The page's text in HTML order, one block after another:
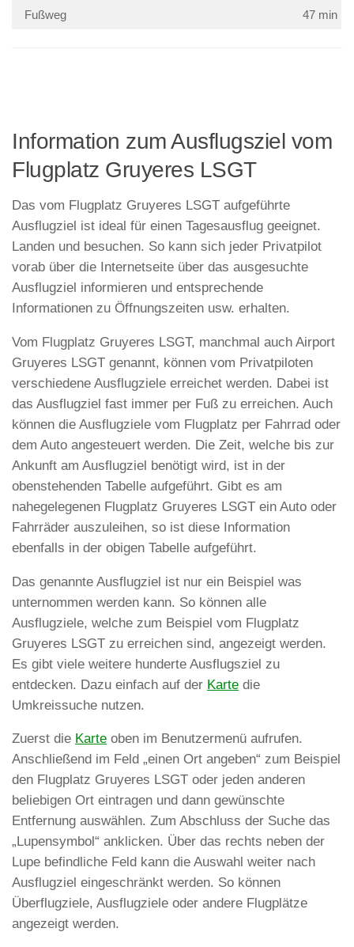
Fußweg 47 min
Information zum Ausflugsziel vom
Flugplatz Gruyeres LSGT
Das vom Flugplatz Gruyeres LSGT aufgeführte
Ausflugziel ist ideal für einen Tagesausflug geeignet.
Landen und besuchen. So kann sich jeder Privatpilot
vorab über die Internetseite über das ausgesuchte
Ausflugziel informieren und entsprechende
Informationen zu Öffnungszeiten usw. erhalten.
Vom Flugplatz Gruyeres LSGT, manchmal auch Airport
Gruyeres LSGT genannt, können vom Privatpiloten
verschiedene Ausflugziele erreichet werden. Dabei ist
das Ausflugziel fast immer per Fuß zu erreichen. Auch
können die Ausflugziele vom Flugplatz per Fahrrad oder
dem Auto angesteuert werden. Die Zeit, welche bis zur
Ankunft am Ausflugziel benötigt wird, ist in der
obenstehenden Tabelle aufgeführt. Gibt es am
nahegelegenen Flugplatz Gruyeres LSGT ein Auto oder
Fahrräder auszuleihen, so ist diese Information
ebenfalls in der obigen Tabelle aufgeführt.
Das genannte Ausflugziel ist nur ein Beispiel was
unternommen werden kann. So können alle
Ausflugziele, welche zum Beispiel vom Flugplatz
Gruyeres LSGT zu erreichen sind, angezeigt werden.
Es gibt viele weitere hunderte Ausflugsziel zu
entdecken. Dazu einfach auf der Karte die
Umkreissuche nutzen.
Zuerst die Karte oben im Benutzermenü aufrufen.
Anschließend im Feld „einen Ort angeben“ zum Beispiel
den Flugplatz Gruyeres LSGT oder jeden anderen
beliebigen Ort eintragen und dann gewünschte
Entfernung auswählen. Zum Abschluss der Suche das
„Lupensymbol“ anklicken. Über das rechts neben der
Lupe befindliche Feld kann die Auswahl weiter nach
Ausflugziel eingeschränkt werden. So können
Überflugziele, Ausflugziele oder andere Flugplätze
angezeigt werden.